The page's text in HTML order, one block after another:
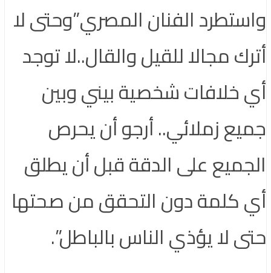
واستطرد الفنان المصري”وحتى لا
أترك مجالا للقيل والقال..لا توجد
أي خلافات شخصية بيني وبين
جميع زملائي.. أرجو أن يحرص
الجميع على الدقة قبل أن يطلق
أي كلمة دون التحقق من صحتها
حتى لا يؤذي الناس بالباطل”.